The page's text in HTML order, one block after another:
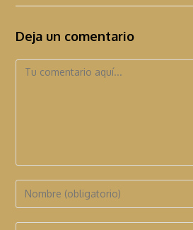
Deja un comentario